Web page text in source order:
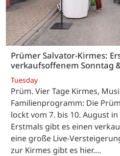
Prümer Salvator-Kirmes:
verkaufsoffenem Sonntag
Tuesday
Prüm. Vier Tage Kirmes,
Familienprogramm: Die
lockt vom 7. bis 10. August
Erstmals gibt es einen
eine große Live-
zur Kirmes gibt es hier.…